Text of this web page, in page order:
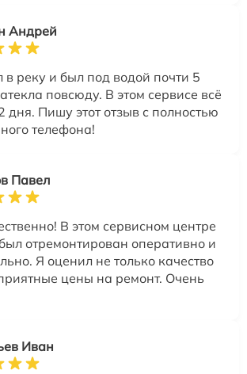
Андрей
реку и был под водой почти 5
повсюду. В этом сервисе всё
дня. Пишу этот отзыв с полностью
телефона!
Павел
В этом сервисном центре
отремонтирован оперативно и
Я оценил не только качество
цены на ремонт. Очень
Иван